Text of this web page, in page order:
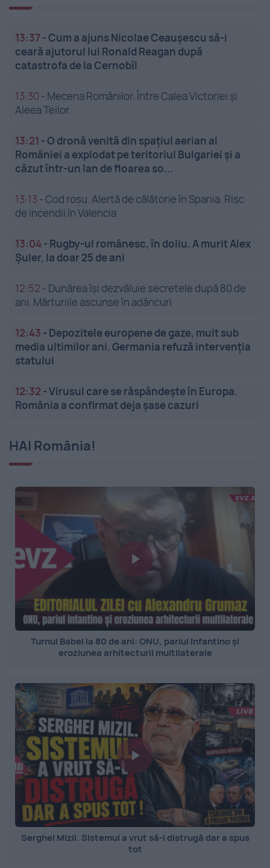
13:37 -Cum a ajuns Nicolae Ceaușescu să-i
ceară ajutorul lui Ronald Reagan după
catastrofa de la Cernobîl
13:30 - Mecena Românilor. Între Calea Victoriei și
Aleea Teilor.
13:21 -O dronă venită din spațiul aerian al
României a explodat pe teritoriul Bulgariei și a
căzut într-un lan de floarea so...
13:13 -Cod roșu. Alertă de călătorie în Spania. Risc
de incendii în Valencia
13:04- Rugby-ul românesc, în doliu. A murit Alex
Șuler, la doar 25 de ani
12:52 - Dunărea își dezvăluie secretele după 80 de
ani. Mărturiile ascunse în adâncuri
12:43 - Depozitele europene de gaze, mult sub
media ultimilor ani. Germania refuză intervenția
statului
12:32 -Virusul care se răspândește în Europa.
România a confirmat deja șase cazuri
HAI România!
Turnul Babel la 80 de ani: ONU, pariul Infantino și
eroziunea arhitecturii multilaterale
Serghei Mizil. Sistemul a vrut să-l distrugă dar a spus
tot